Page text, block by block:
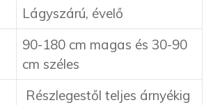
Lágyszárú, évelő
90-180 cm magas és 30-90
cm széles
Részlegestől teljes árnyékig